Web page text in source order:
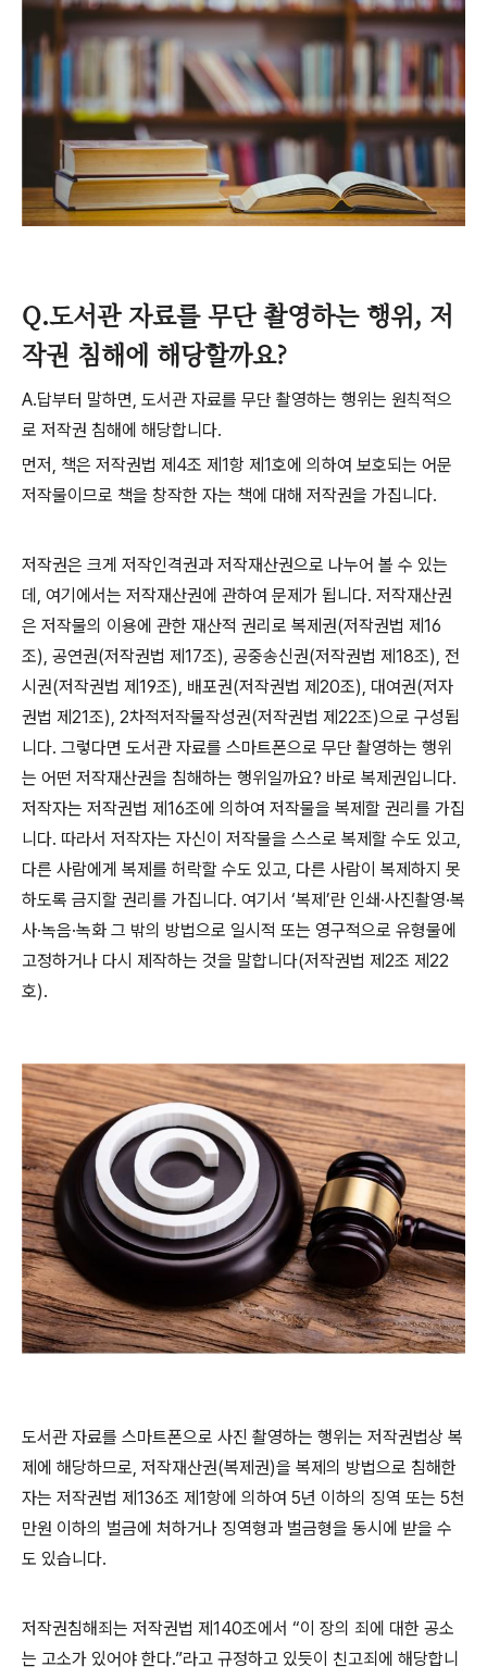
Q.도서관 자료를 무단 촬영하는 행위, 저
작권 침해에 해당할까요?
A.답부터 말하면, 도서관 자료를 무단 촬영하는 행위는 원칙적으
로 저작권 침해에 해당합니다.
먼저 , 책은 저작권법 제 4조 제 1항 제 1호에 의하여 보호되는 어문
저작물이므로 책을 창작한 자는 책에 대해 저작권을 가집니다.
저작권은 크게 저작인격권과 저작재산권으로 나누어 볼 수 있는
데 , 여기에서는 저작재산권에 관하여 문제가 됩니다. 저작재산권
은 저작물의 이용에 관한 재산적 권리로 복제권(저작권법 제 16
조), 공연권(저작권법 제 17조), 공중송신권(저작권법 제 18조), 전
시권(저작권법 제 19조), 배포권(저작권법 제 20조), 대여권(저자
권법 제 21조), 2차적저작물작성권(저작권법 제 22조)으로 구성됩
니다. 그렇다면 도서관 자료를 스마트폰으로 무단 촬영하는 행위
는 어떤 저작재산권을 침해하는 행위일까요? 바로 복제권입니다.
저작자는 저작권법 제 16조에 의하여 저작물을 복제할 권리를 가집
니다. 따라서 저작자는 자신이 저작물을 스스로 복제할 수도 있고,
다른 사람에게 복제를 허락할 수도 있고, 다른 사람이 복제하지 못
하도록 금지할 권리를 가집니다. 여기서 ‘복제 ’란 인쇄·사진촬영·복
사·녹음·녹화 그 밖의 방법으로 일시적 또는 영구적으로 유형물에
고정하거나 다시 제작하는 것을 말합니다(저작권법 제 2조 제 22
호).
도서관 자료를 스마트폰으로 사진 촬영하는 행위는 저작권법상 복
제에 해당하므로, 저작재산권(복제권)을 복제의 방법으로 침해한
자는 저작권법 제 136조 제 1항에 의하여 5년 이하의 징역 또는 5천
만원 이하의 벌금에 처하거나 징역형과 벌금형을 동시에 받을 수
도 있습니다.
저작권침해죄는 저작권법 제 140조에서 “이 장의 죄에 대한 공소
는 고소가 있어야 한다.”라고 규정하고 있듯이 친고죄에 해당합니